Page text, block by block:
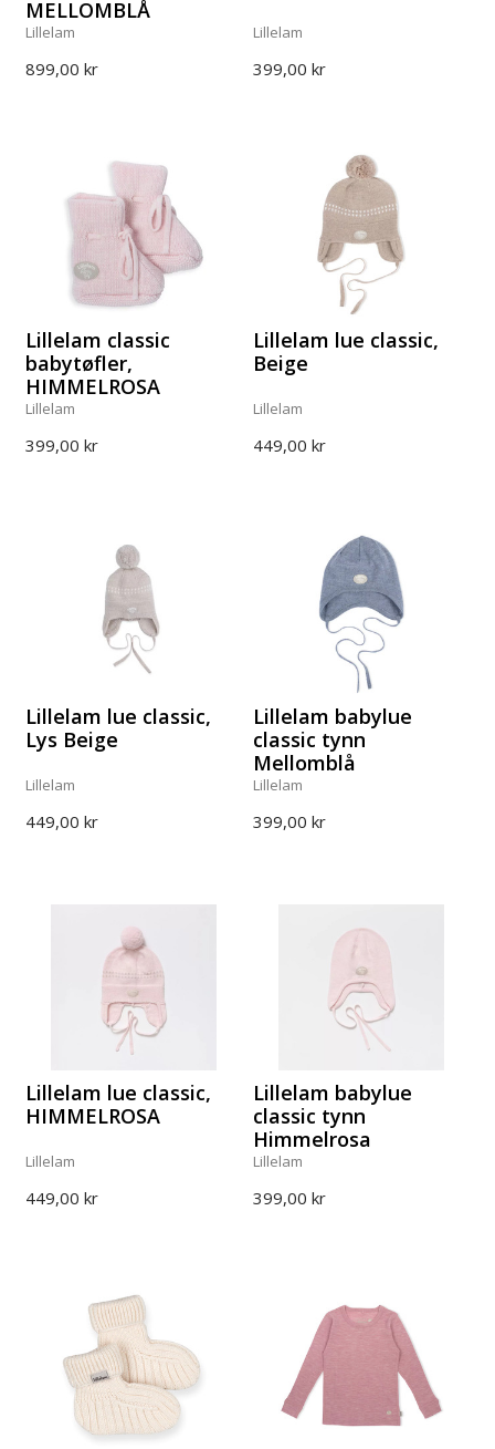
MELLOMBLÅ
Lillelam
899,00 kr
Lillelam
399,00 kr
Lillelam classic
babytøfler,
HIMMELROSA
Lillelam
399,00 kr
Lillelam lue classic,
Beige
Lillelam
449,00 kr
Lillelam lue classic,
Lys Beige
Lillelam
449,00 kr
Lillelam babylue
classic tynn
Mellomblå
Lillelam
399,00 kr
Lillelam lue classic,
HIMMELROSA
Lillelam
449,00 kr
Lillelam babylue
classic tynn
Himmelrosa
Lillelam
399,00 kr